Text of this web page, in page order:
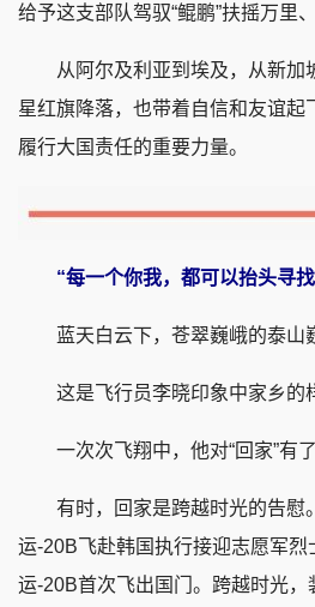
给予这支部队驾驭“鲲鹏”扶摇万里
从阿尔及利亚到埃及，从新加
星红旗降落，也带着自信和友谊起
履行大国责任的重要力量。
“每一个你我，都可以抬头寻
蓝天白云下，苍翠巍峨的泰山
这是飞行员李晓印象中家乡的
一次次飞翔中，他对“回家”有了
有时，回家是跨越时光的告慰
运-20B飞赴韩国执行接迎志愿军烈
运-20B首次飞出国门。跨越时光，